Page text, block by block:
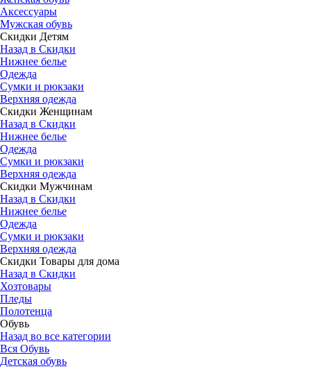
Аксессуары
Мужская обувь
Скидки Детям
Назад в Скидки
Нижнее белье
Одежда
Сумки и рюкзаки
Верхняя одежда
Скидки Женщинам
Назад в Скидки
Нижнее белье
Одежда
Сумки и рюкзаки
Верхняя одежда
Скидки Мужчинам
Назад в Скидки
Нижнее белье
Одежда
Сумки и рюкзаки
Верхняя одежда
Скидки Товары для дома
Назад в Скидки
Хозтовары
Пледы
Полотенца
Обувь
Назад во все категории
Вся Обувь
Детская обувь